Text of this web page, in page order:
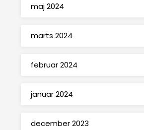
maj 2024
marts 2024
februar 2024
januar 2024
december 2023